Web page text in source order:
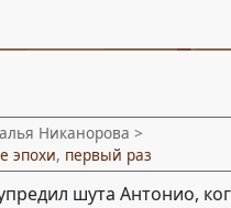
Никанорова >
эпохи, первый раз
шута Антонио,